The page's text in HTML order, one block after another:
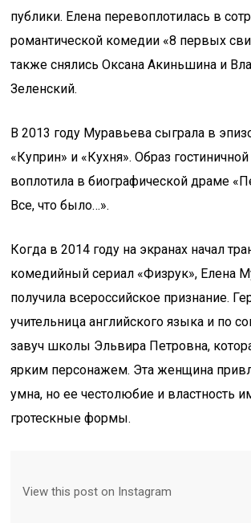
публики. Елена перевоплотилась в
романтической комедии «8 первых
также снялись Оксана Акиньшина и
Зеленский.
В 2013 году Муравьева сыграла в
«Куприн» и «Кухня». Образ
воплотила в биографической драме
Все, что было…».
Когда в 2014 году на экранах начал
комедийный сериал «Физрук», Елена
получила всероссийское признание.
учительница английского языка и по
завуч школы Эльвира Петровна,
ярким персонажем. Эта женщина
умна, но ее честолюбие и властность
гротескные формы.
View this post on Instagram